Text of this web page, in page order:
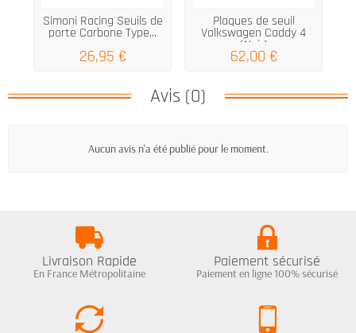
Simoni Racing Seuils de
porte Carbone Type...
26,95 €
Plaques de seuil
Volkswagen Caddy 4
(Noir)
62,00 €
Avis (0)
Aucun avis n'a été publié pour le moment.
Livraison Rapide
En France Métropolitaine
Paiement sécurisé
Paiement en ligne 100% sécurisé